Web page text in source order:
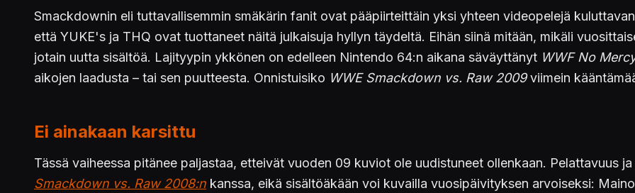
Smackdownin eli tuttavallisemmin smäkärin fanit ovat pääpiirteittäin yksi yhteen videopelejä
että YUKE's ja THQ ovat tuottaneet näitä julkaisuja hyllyn täydeltä. Eihän siinä mitään, mikäli
jotain uutta sisältöä. Lajityypin ykkönen on edelleen Nintendo 64:n aikana säväyttänyt WWF No
aikojen laadusta – tai sen puutteesta. Onnistuisiko WWE Smackdown vs. Raw 2009viimein
Ei ainakaan karsittu
Tässä vaiheessa pitänee paljastaa, etteivät vuoden 09 kuviot ole uudistuneet ollenkaan. Pelattavuus
Smackdown vs. Raw 2008:n kanssa, eikä sisältöäkään voi kuvailla vuosipäivityksen arvoiseksi: